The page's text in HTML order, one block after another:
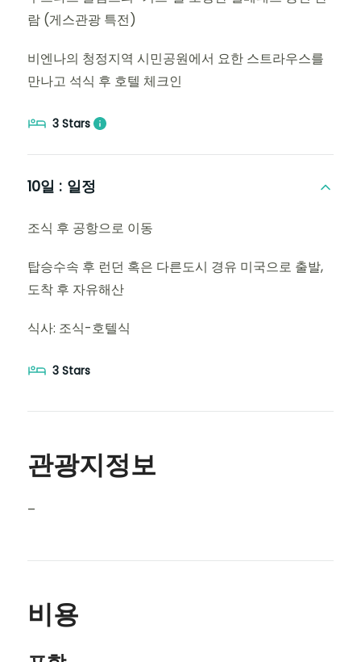
람 (게스관광 특전)
비엔나의 청정지역 시민공원에서 요한 스트라우스를
만나고 석식 후 호텔 체크인
3 Stars
10일 : 일정
조식 후 공항으로 이동
탑승수속 후 런던 혹은 다른도시 경유 미국으로 출발,
도착 후 자유해산
식사: 조식-호텔식
3 Stars
관광지정보
–
비용